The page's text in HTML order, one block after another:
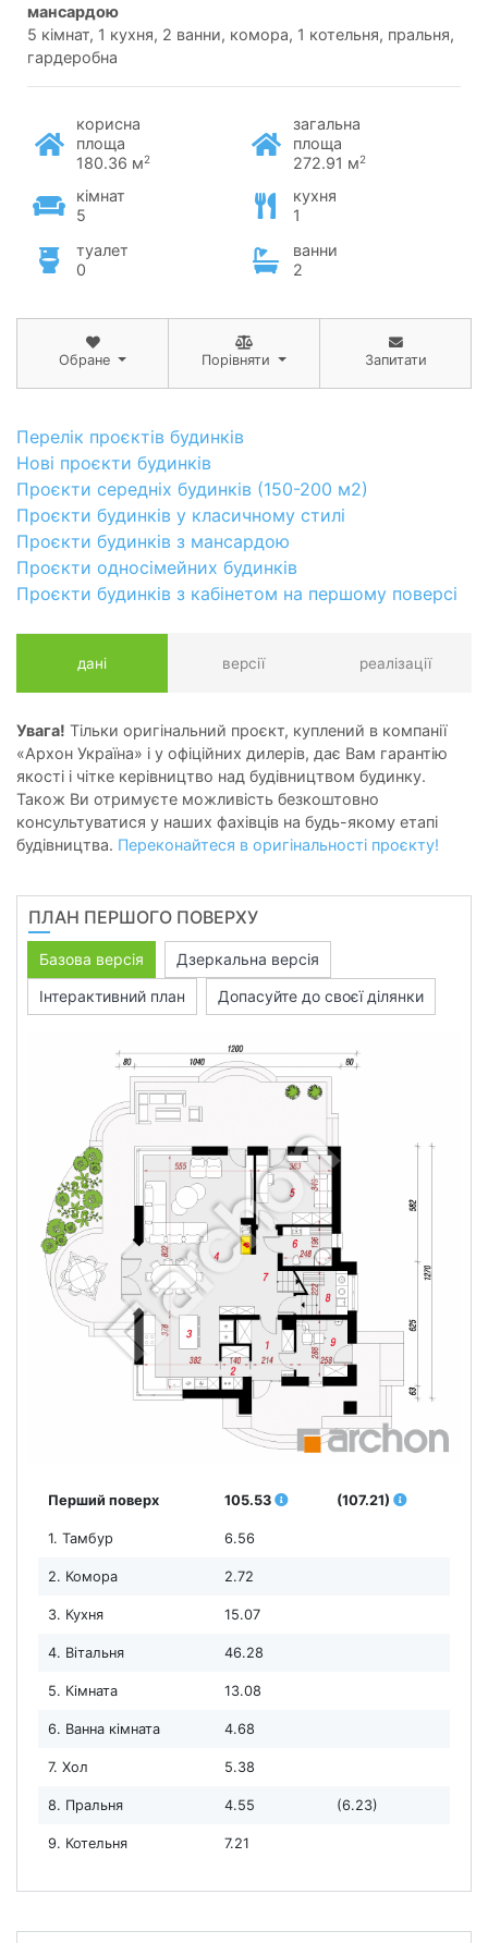
мансардою
5 кімнат, 1 кухня, 2 ванни, комора, 1 котельня, пральня,
гардеробна
корисна
площа
180.36 м2
загальна
площа
272.91 м2
кімнат
5
кухня
1
туалет
0
ванни
2
Обране Порівняти Запитати
Перелік проєктів будинків
Нові проєкти будинків
Проєкти середніх будинків (150-200 м2)
Проєкти будинків у класичному стилі
Проєкти будинків з мансардою
Проєкти односімейних будинків
Проєкти будинків з кабінетом на першому поверсі
дані версії реалізації
Увага! Тільки оригінальний проєкт, куплений в компанії
«Архон Україна» і у офіційних дилерів, дає Вам гарантію
якості і чітке керівництво над будівництвом будинку.
Також Ви отримуєте можливість безкоштовно
консультуватися у наших фахівців на будь-якому етапі
будівництва. Переконайтеся в оригінальності проєкту!
ПЛАН ПЕРШОГО ПОВЕРХУ
Базова версія
Дзеркальна версія
Інтерактивний план
Допасуйте до своєї ділянки
Перший поверх 105.53 (107.21)
1. Тамбур 6.56
2. Комора 2.72
3. Кухня 15.07
4. Вітальня 46.28
5. Кімната 13.08
6. Ванна кімната 4.68
7. Хол 5.38
8. Пральня 4.55 (6.23)
9. Котельня 7.21